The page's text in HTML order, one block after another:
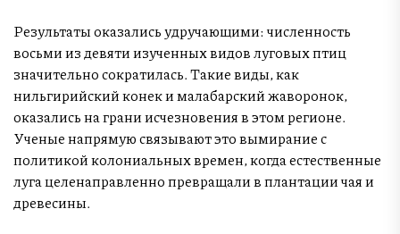
Результаты оказались удручающими: численность
восьми из девяти изученных видов луговых птиц
значительно сократилась. Такие виды, как
нильгирийский конек и малабарский жаворонок,
оказались на грани исчезновения в этом регионе.
Ученые напрямую связывают это вымирание с
политикой колониальных времен, когда естественные
луга целенаправленно превращали в плантации чая и
древесины.